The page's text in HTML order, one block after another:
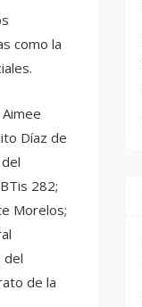
como la
Díaz de
282;
Morelos;
del
de la